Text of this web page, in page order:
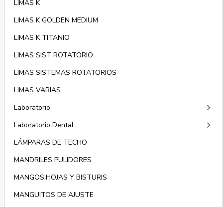
LIMAS K
LIMAS K GOLDEN MEDIUM
LIMAS K TITANIO
LIMAS SIST ROTATORIO
LIMAS SISTEMAS ROTATORIOS
LIMAS VARIAS
Laboratorio
keyboard_arrow_right
Laboratorio Dental keyboard_arrow_right
LÁMPARAS DE TECHO
MANDRILES PULIDORES
MANGOS,HOJAS Y BISTURIS
MANGUITOS DE AJUSTE